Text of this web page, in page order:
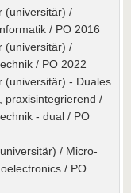
(universitär) /
/ PO 2016
(universitär) /
/ PO 2022
(universitär) - Duales
praxisintegrierend /
- dual / PO
/ Micro-
/ PO